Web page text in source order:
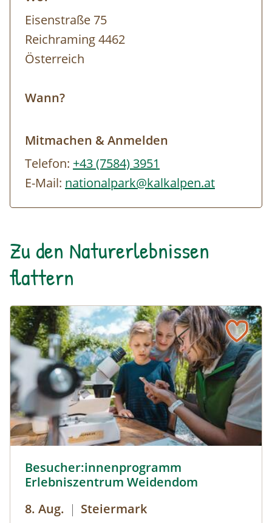
reine Gehzeit
Gute Kondition und Trittsicherheit
erforderlich
Eisenstraße 75
Reichraming 4462
Österreich
Wann?
Mitmachen & Anmelden
Telefon: +43 (7584) 3951
E-Mail: nationalpark@kalkalpen.at
Zu den Naturerlebnissen
flattern
Besucher:innenprogramm
Erlebniszentrum Weidendom
8. Aug. | Steiermark